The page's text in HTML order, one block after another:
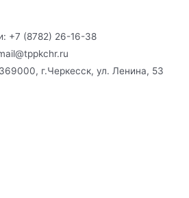
+7 (8782) 26-16-38
г.Черкесск, ул. Ленина, 53